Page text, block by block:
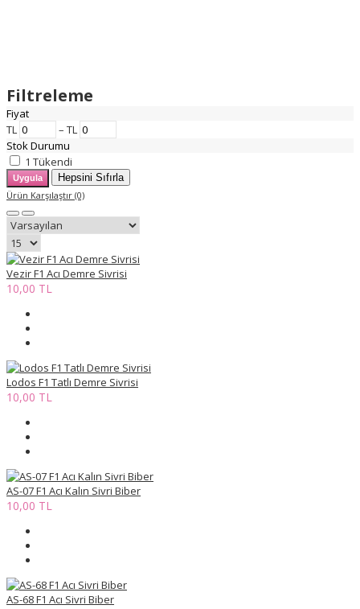
Filtreleme
Fiyat
TL
– TL
Stok Durumu
1 Tükendi
Ürün Karşılaştır (0)
Vezir F1 Acı Demre Sivrisi
10,00 TL
Lodos F1 Tatlı Demre Sivrisi
10,00 TL
AS-07 F1 Acı Kalın Sivri Biber
10,00 TL
AS-68 F1 Acı Sivri Biber